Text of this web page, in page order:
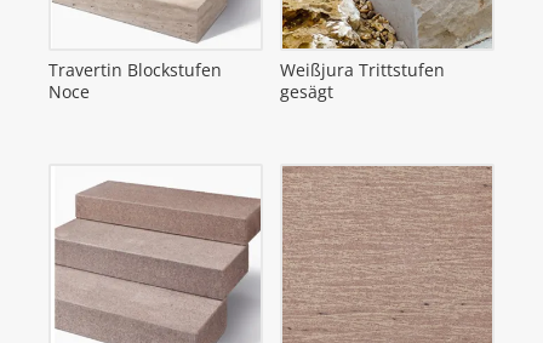
Travertin Blockstufen
Noce
Weißjura Trittstufen
gesägt